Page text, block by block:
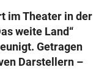
im Theater in der
weite Land“
Getragen
Darstellern –